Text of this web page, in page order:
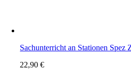
Sachunterricht an Stationen Spez
22,90€